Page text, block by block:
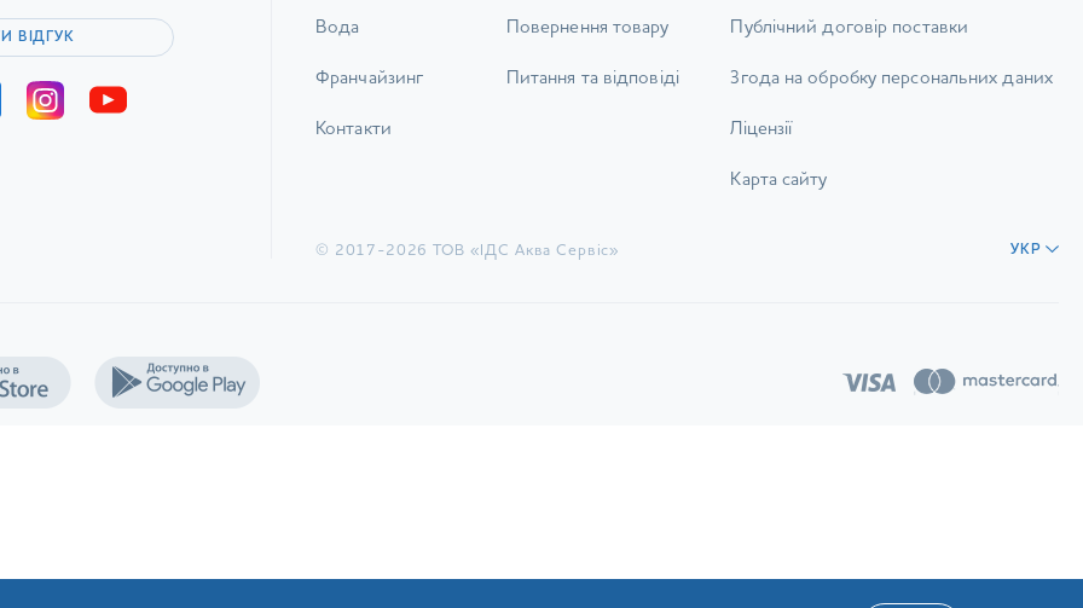
ВІДГУК
Вода
Франчайзинг
Контакти
Повернення товару
Питання та відповіді
Публічний договір поставки
Згода на обробку персональних даних
Ліцензії
Карта сайту
© 2017-2026 ТОВ «ІДС Аква Сервіс» УКР